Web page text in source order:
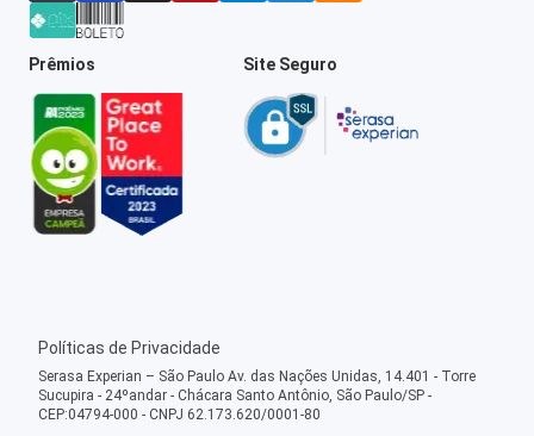
Prêmios Site Seguro
Políticas de Privacidade
Serasa Experian – São Paulo Av. das Nações Unidas, 14.401 - Torre
Sucupira - 24ºandar - Chácara Santo Antônio, São Paulo/SP -
CEP:04794-000 - CNPJ 62.173.620/0001-80